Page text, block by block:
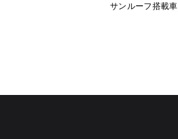
サンルーフ搭載車